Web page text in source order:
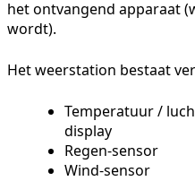
het ontvangend apparaat
wordt).
Het weerstation bestaat
Temperatuur /
display
Regen-sensor
Wind-sensor